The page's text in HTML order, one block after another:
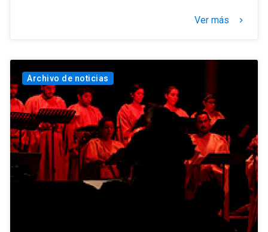
Ver más keyboard_arrow_right
Archivo de noticias